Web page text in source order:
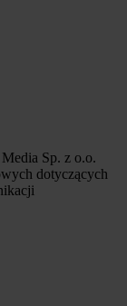
Sp. z o.o.
dotyczących